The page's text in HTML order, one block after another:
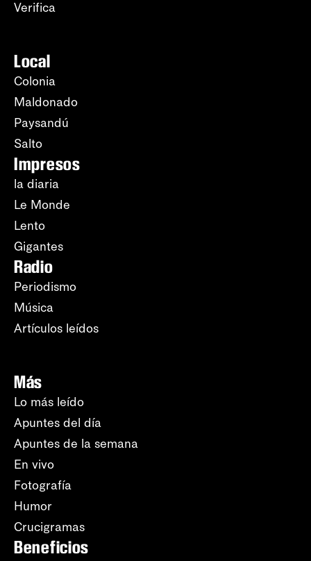
Verifica
Local
Colonia
Maldonado
Paysandú
Salto
Impresos
la diaria
Le Monde
Lento
Gigantes
Radio
Periodismo
Música
Artículos leídos
Más
Lo más leído
Apuntes del día
Apuntes de la semana
En vivo
Fotografía
Humor
Crucigramas
Beneficios